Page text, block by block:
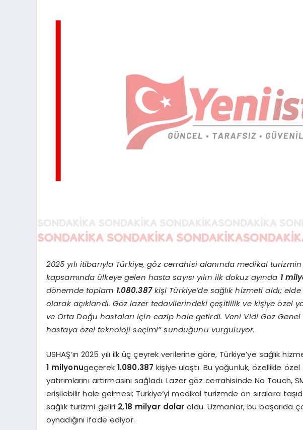
2025 yılı itibarıyla Türkiye, göz cerrahisi alanında medikal turizmin
kapsamında ülkeye gelen hasta sayısı yılın ilk dokuz ayında 1
dönemde toplam 1.080.387kişi Türkiye’de sağlık hizmeti aldı;
olarak açıklandı. Göz lazer tedavilerindeki çeşitlilik ve kişiye özel
ve Orta Doğu hastaları için cazip hale getirdi. Veni Vidi Göz
hastaya özel teknoloji seçimi” sunduğunu vurguluyor.
USHAŞ’ın 2025 yılı ilk üç çeyrek verilerine göre, Türkiye’ye sağlık
1 milyonugeçerek 1.080.387 kişiye ulaştı. Bu yoğunluk, özellikle özel
yatırımlarını artırmasını sağladı. Lazer göz cerrahisinde No Touch,
erişilebilir hale gelmesi; Türkiye’yi medikal turizmde ön sıralara
sağlık turizmi geliri 2,18 milyar dolar oldu. Uzmanlar, bu başarıda
oynadığını ifade ediyor.